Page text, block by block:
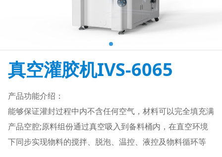
真空灌胶机IVS-6065
产品功能介绍：
能够保证灌封过程中内不含任何空气，材料可以完全填充满
产品空腔;原料组份通过真空吸入到备料桶内，在直空环境
下同步实现物料的搅拌、脱泡、温控、液控及物料循环等